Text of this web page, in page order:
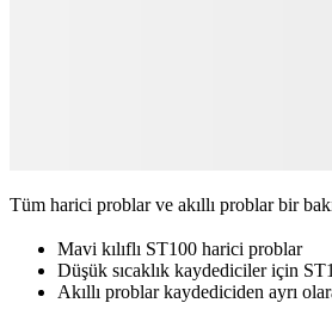
Tüm harici problar ve akıllı problar bir
Mavi kılıflı ST100 harici problar
Düşük sıcaklık kaydediciler için
Akıllı problar kaydediciden ayrı